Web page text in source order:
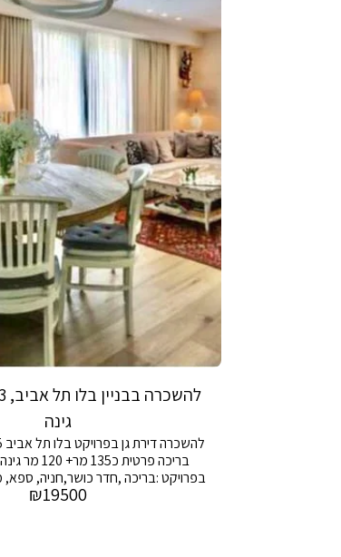
גינה
בפרויקט :בריכה ,חדר כושר,חניה, ספא,
24/7
₪19500